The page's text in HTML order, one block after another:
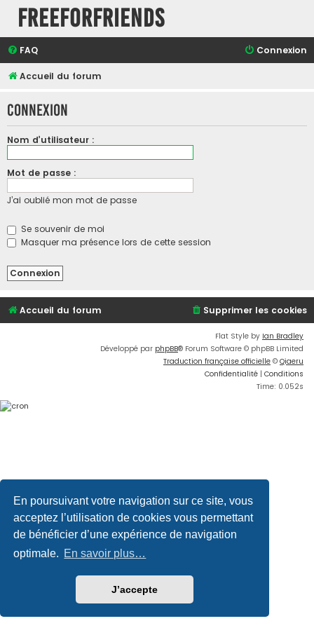
En poursuivant votre navigation sur ce site, vous
acceptez l’utilisation de cookies vous permettant
de bénéficier d’une expérience de navigation
optimale. En savoir plus…
J’accepte
FreeForFriends
FAQ Connexion
Accueil du forum
Connexion
Nom d’utilisateur :
Mot de passe :
J’ai oublié mon mot de passe
Se souvenir de moi
Masquer ma présence lors de cette session
Accueil du forum Supprimer les cookies
Flat Style by Ian Bradley
Développé par phpBB® Forum Software © phpBB Limited
Traduction française officielle © Qiaeru
Confidentialité | Conditions
Time: 0.052s